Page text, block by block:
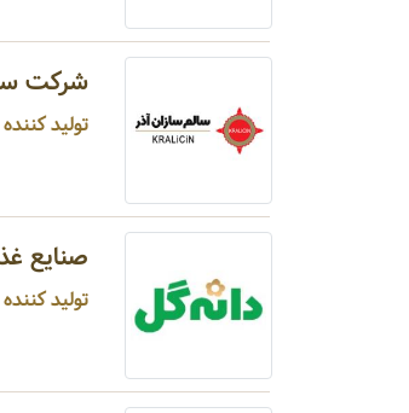
شرکت
تولید
صنایع
تولید کننده